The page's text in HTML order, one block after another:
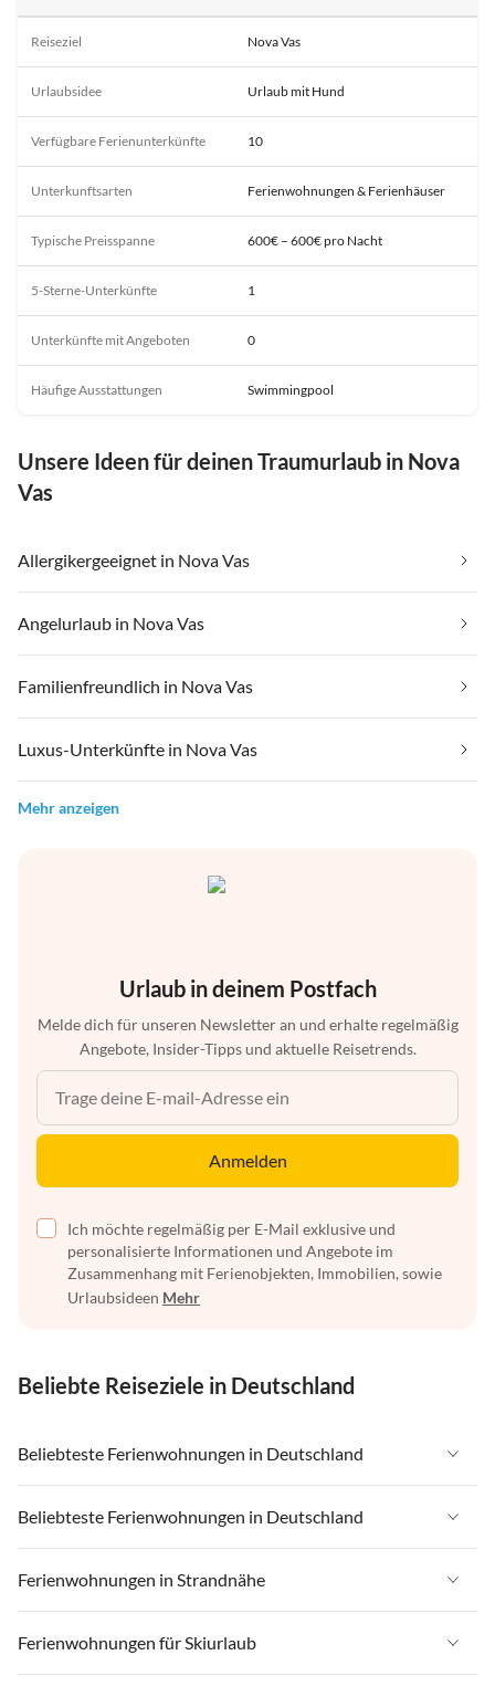
Reiseziel Nova Vas
Urlaubsidee Urlaub mit Hund
Verfügbare Ferienunterkünfte 10
Unterkunftsarten Ferienwohnungen & Ferienhäuser
Typische Preisspanne 600€ – 600€ pro Nacht
5-Sterne-Unterkünfte 1
Unterkünfte mit Angeboten 0
Häufige Ausstattungen Swimmingpool
Unsere Ideen für deinen Traumurlaub in Nova
Vas
Allergikergeeignet in Nova Vas
Angelurlaub in Nova Vas
Familienfreundlich in Nova Vas
Luxus-Unterkünfte in Nova Vas
Mehr anzeigen
Urlaub in deinem Postfach
Melde dich für unseren Newsletter an und erhalte regelmäßig
Angebote, Insider-Tipps und aktuelle Reisetrends.
Anmelden
Ich möchte regelmäßig per E-Mail exklusive und
personalisierte Informationen und Angebote im
Zusammenhang mit Ferienobjekten, Immobilien, sowie
Urlaubsideen Mehr
Beliebte Reiseziele in Deutschland
Beliebteste Ferienwohnungen in Deutschland
Ferienwohnungen in Deutschland
Ferienwohnungen in Ostsee
Ferienwohnungen in Nordsee
Ferienwohnungen in Mecklenburg-Vorpommern
Beliebteste Ferienwohnungen in Deutschland
Ferienwohnungen in Deutschland
Ferienwohnungen in Ostsee
Ferienwohnungen in Nordsee
Ferienwohnungen in Strandnähe
Ferienwohnungen in Strandnähe in Deutschland
Ferienwohnungen in Strandnähe in Ostsee
Ferienwohnungen für Skiurlaub